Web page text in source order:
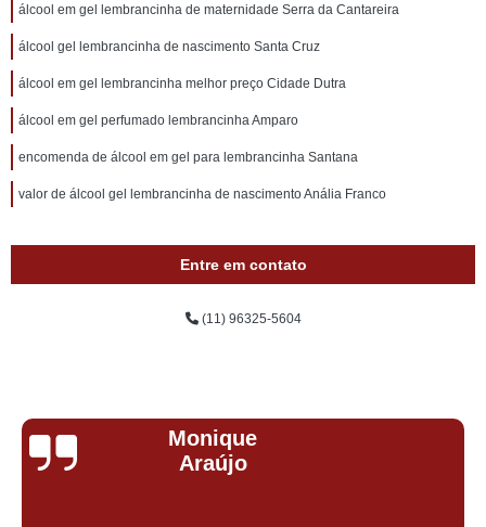
álcool em gel lembrancinha de maternidade Serra da Cantareira
álcool gel lembrancinha de nascimento Santa Cruz
álcool em gel lembrancinha melhor preço Cidade Dutra
álcool em gel perfumado lembrancinha Amparo
encomenda de álcool em gel para lembrancinha Santana
valor de álcool gel lembrancinha de nascimento Anália Franco
Entre em contato
(11) 96325-5604
Monique
Araújo